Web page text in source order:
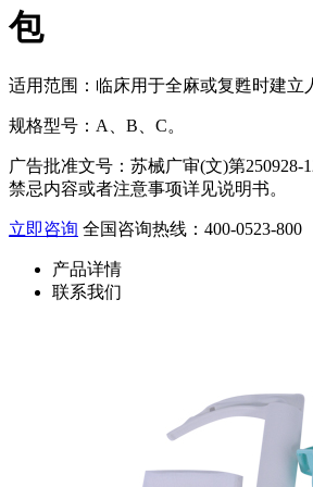
包
适用范围：临床用于全麻或复甦时建立
规格型号：A、B、C。
广告批准文号：苏械广审(文)第250928-
禁忌内容或者注意事项详见说明书。
立即咨询 全国咨询热线：400-0523-800
产品详情
联系我们